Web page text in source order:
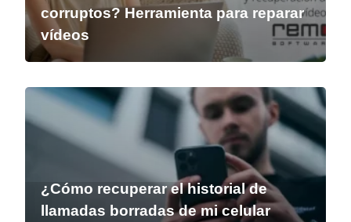
corruptos? Herramienta para reparar
vídeos
¿Cómo recuperar el historial de
llamadas borradas de mi celular